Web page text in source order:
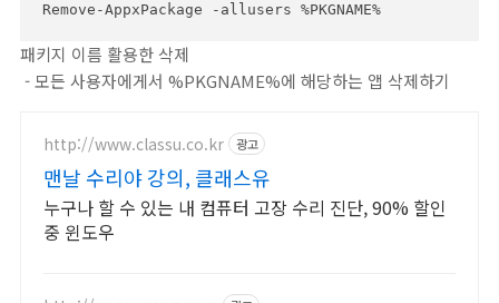
Remove-AppxPackage -allusers %PKGNAME%​
패키지 이름 활용한 삭제
- 모든 사용자에게서 %PKGNAME%에 해당하는 앱 삭제하기
http://www.classu.co.kr 광고
맨날 수리야 강의, 클래스유
누구나 할 수 있는 내 컴퓨터 고장 수리 진단, 90% 할인
중 윈도우